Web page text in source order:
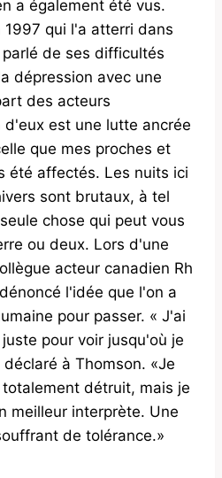
a également été vus.
qui l'a atterri dans
de ses difficultés
dépression avec une
des acteurs
d'eux est une lutte ancrée
que mes proches et
été affectés. Les nuits ici
sont brutaux, à tel
chose qui peut vous
ou deux. Lors d'une
acteur canadien Rh
l'idée que l'on a
pour passer. « J'ai
pour voir jusqu'où je
à Thomson. «Je
détruit, mais je
meilleur interprète. Une
de tolérance.»